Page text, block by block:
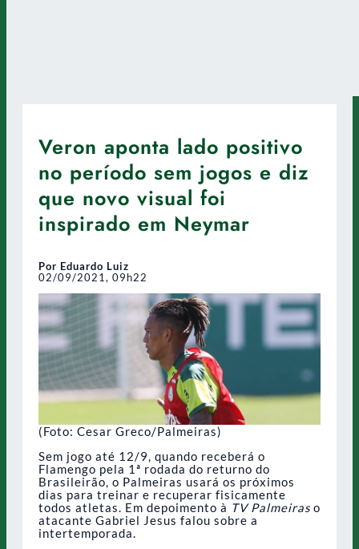
Veron aponta lado positivo
no período sem jogos e diz
que novo visual foi
inspirado em Neymar
Por Eduardo Luiz
02/09/2021, 09h22
(Foto: Cesar Greco/Palmeiras)
Sem jogo até 12/9, quando receberá o
Flamengo pela 1ª rodada do returno do
Brasileirão, o Palmeiras usará os próximos
dias para treinar e recuperar fisicamente
todos atletas. Em depoimento à TV Palmeiraso
atacante Gabriel Jesus falou sobre a
intertemporada.